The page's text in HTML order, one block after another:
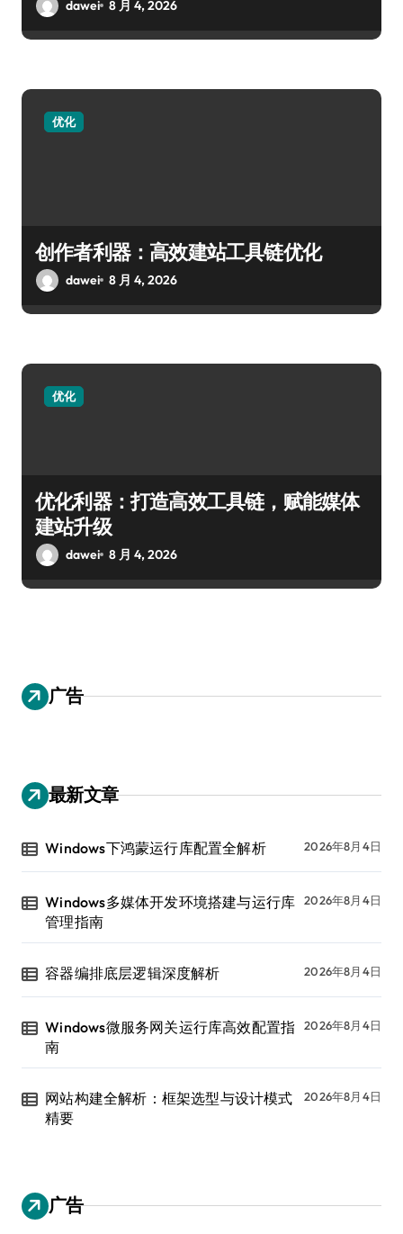
dawei 8 月 4, 2026
优化
创作者利器：高效建站工具链优化
dawei 8 月 4, 2026
优化
优化利器：打造高效工具链，赋能媒体
建站升级
dawei 8 月 4, 2026
广告
最新文章
Windows下鸿蒙运行库配置全解析 2026年8月4日
Windows多媒体开发环境搭建与运行库
管理指南
2026年8月4日
容器编排底层逻辑深度解析 2026年8月4日
Windows微服务网关运行库高效配置指
南
2026年8月4日
网站构建全解析：框架选型与设计模式
精要
2026年8月4日
广告